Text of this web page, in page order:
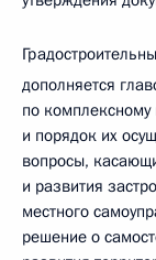
дополняется
по комплексному
и порядок их
вопросы,
и развития
местного
решение о